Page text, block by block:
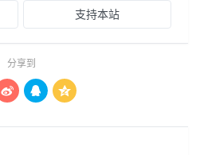
支持本站
分享到
  